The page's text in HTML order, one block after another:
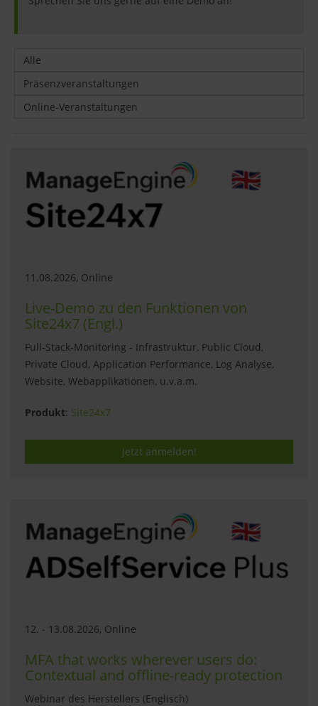
Alle
Präsenzveranstaltungen
Online-Veranstaltungen
11.08.2026, Online
Live-Demo zu den Funktionen von
Site24x7 (Engl.)
Full-Stack-Monitoring - Infrastruktur, Public Cloud,
Private Cloud, Application Performance, Log Analyse,
Website, Webapplikationen, u.v.a.m.
Produkt: Site24x7
Jetzt anmelden!
12. - 13.08.2026, Online
MFA that works wherever users do:
Contextual and offline-ready protection
Webinar des Herstellers (Englisch)